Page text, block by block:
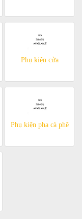
Phụ kiện cửa
Phụ kiện pha cà phê